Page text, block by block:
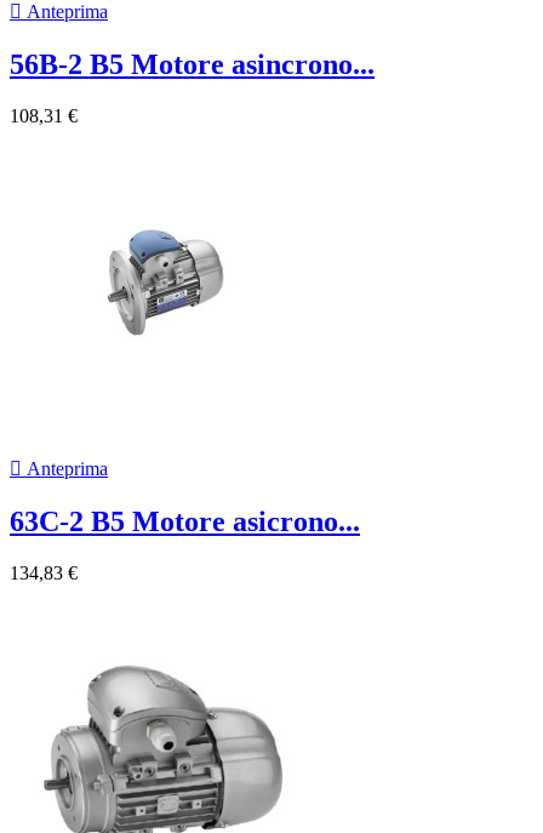
 Anteprima
56B-2 B5 Motore asincrono...
108,31 €
 Anteprima
63C-2 B5 Motore asicrono...
134,83 €